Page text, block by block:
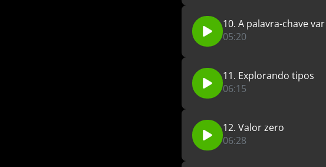
10. A palavra-chave var
05:20
11. Explorando tipos
06:15
12. Valor zero
06:28